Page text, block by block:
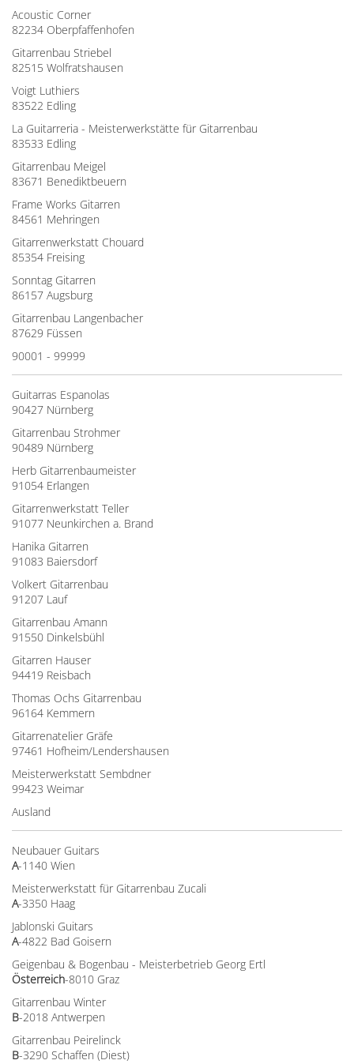
Acoustic Corner
82234 Oberpfaffenhofen
Gitarrenbau Striebel
82515 Wolfratshausen
Voigt Luthiers
83522 Edling
La Guitarreria - Meisterwerkstätte für Gitarrenbau
83533 Edling
Gitarrenbau Meigel
83671 Benediktbeuern
Frame Works Gitarren
84561 Mehringen
Gitarrenwerkstatt Chouard
85354 Freising
Sonntag Gitarren
86157 Augsburg
Gitarrenbau Langenbacher
87629 Füssen
90001 - 99999
Guitarras Espanolas
90427 Nürnberg
Gitarrenbau Strohmer
90489 Nürnberg
Herb Gitarrenbaumeister
91054 Erlangen
Gitarrenwerkstatt Teller
91077 Neunkirchen a. Brand
Hanika Gitarren
91083 Baiersdorf
Volkert Gitarrenbau
91207 Lauf
Gitarrenbau Amann
91550 Dinkelsbühl
Gitarren Hauser
94419 Reisbach
Thomas Ochs Gitarrenbau
96164 Kemmern
Gitarrenatelier Gräfe
97461 Hofheim/Lendershausen
Meisterwerkstatt Sembdner
99423 Weimar
Ausland
Neubauer Guitars
A-1140 Wien
Meisterwerkstatt für Gitarrenbau Zucali
A-3350 Haag
Jablonski Guitars
A-4822 Bad Goisern
Geigenbau & Bogenbau - Meisterbetrieb Georg Ertl
Österreich-8010 Graz
Gitarrenbau Winter
B-2018 Antwerpen
Gitarrenbau Peirelinck
B-3290 Schaffen (Diest)